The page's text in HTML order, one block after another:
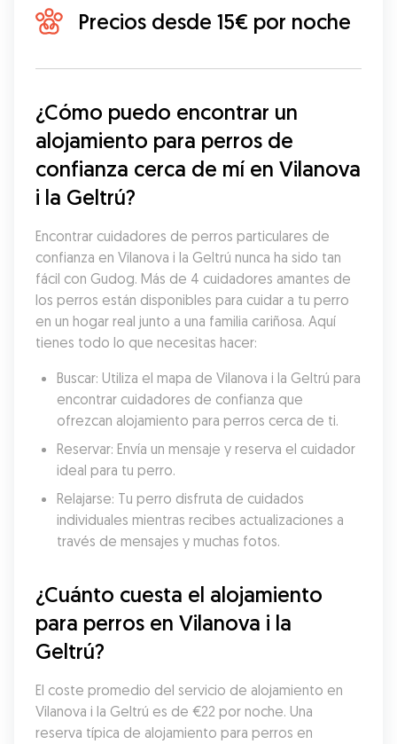
Precios desde 15€ por noche
¿Cómo puedo encontrar un
alojamiento para perros de
confianza cerca de mí en Vilanova
i la Geltrú?
Encontrar cuidadores de perros particulares de
confianza en Vilanova i la Geltrú nunca ha sido tan
fácil con Gudog. Más de 4 cuidadores amantes de
los perros están disponibles para cuidar a tu perro
en un hogar real junto a una familia cariñosa. Aquí
tienes todo lo que necesitas hacer:
Buscar: Utiliza el mapa de Vilanova i la Geltrú para
encontrar cuidadores de confianza que
ofrezcan alojamiento para perros cerca de ti.
Reservar: Envía un mensaje y reserva el cuidador
ideal para tu perro.
Relajarse: Tu perro disfruta de cuidados
individuales mientras recibes actualizaciones a
través de mensajes y muchas fotos.
¿Cuánto cuesta el alojamiento
para perros en Vilanova i la
Geltrú?
El coste promedio del servicio de alojamiento en
Vilanova i la Geltrú es de €22 por noche. Una
reserva típica de alojamiento para perros en